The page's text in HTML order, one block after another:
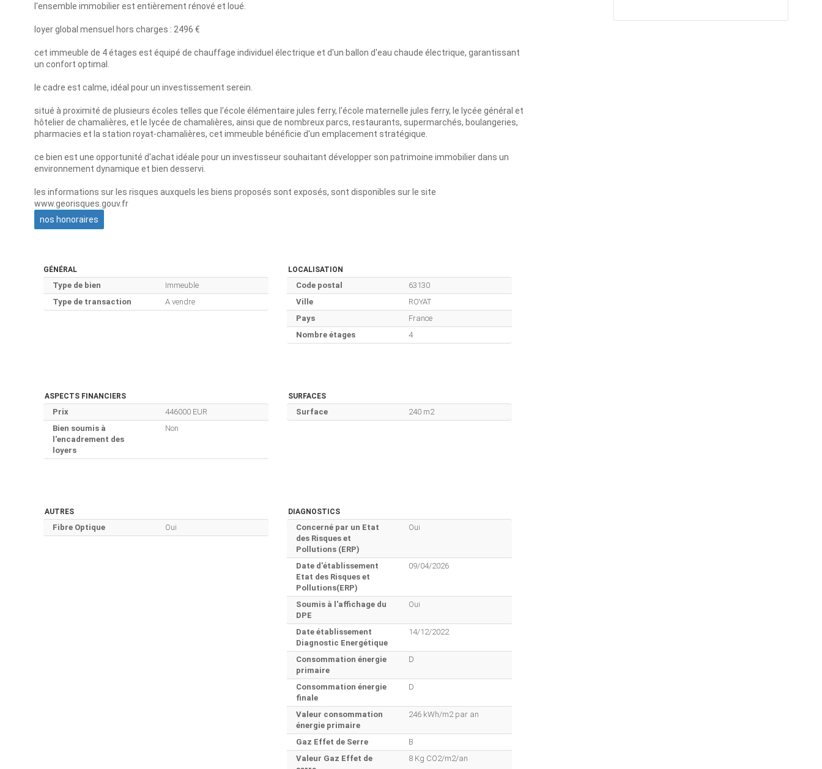
l'ensemble immobilier est entièrement rénové et loué.
loyer global mensuel hors charges : 2496 €
cet immeuble de 4 étages est équipé de chauffage individuel électrique et d'un ballon d'eau chaude électrique, garantissant
un confort optimal.
le cadre est calme, idéal pour un investissement serein.
situé à proximité de plusieurs écoles telles que l'école élémentaire jules ferry, l'école maternelle jules ferry, le lycée général et
hôtelier de chamalières, et le lycée de chamalières, ainsi que de nombreux parcs, restaurants, supermarchés, boulangeries,
pharmacies et la station royat-chamalières, cet immeuble bénéficie d'un emplacement stratégique.
ce bien est une opportunité d'achat idéale pour un investisseur souhaitant développer son patrimoine immobilier dans un
environnement dynamique et bien desservi.
les informations sur les risques auxquels les biens proposés sont exposés, sont disponibles sur le site
www.georisques.gouv.fr
nos honoraires
GÉNÉRAL
Type de bien
Immeuble
Type de transaction
A vendre
LOCALISATION
Code postal
63130
Ville
ROYAT
Pays
France
Nombre étages
4
ASPECTS FINANCIERS
Prix
446000 EUR
Bien soumis à
l'encadrement des
loyers
Non
SURFACES
Surface 240 m2
AUTRES
Fibre Optique Oui
DIAGNOSTICS
Concerné par un Etat
des Risques et
Pollutions (ERP)
Oui
Date d'établissement
Etat des Risques et
Pollutions(ERP)
09/04/2026
Soumis à l'affichage du
DPE
Oui
Date établissement
Diagnostic Energétique
14/12/2022
Consommation énergie
primaire
D
Consommation énergie
finale
D
Valeur consommation
énergie primaire
246 kWh/m2 par an
Gaz Effet de Serre
B
Valeur Gaz Effet de
8 Kg CO2/m2/an